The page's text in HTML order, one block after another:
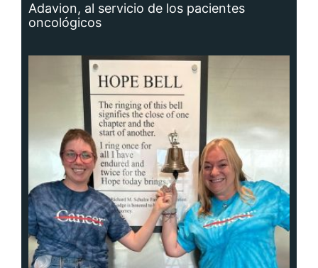
Adavion, al servicio de los pacientes
oncológicos